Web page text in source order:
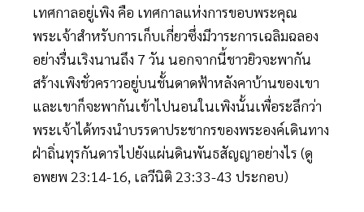
เทศกาลอยู่เพิง คือ เทศกาลแห่งการขอบพระคุณ
พระเจ้าสำหรับการเก็บเกี่ยวซึ่งมีวาระการเฉลิมฉลอง
อย่างรื่นเริงนานถึง 7 วัน นอกจากนี้ชาวยิวจะพากัน
สร้างเพิงชั่วคราวอยู่บนชั้นดาดฟ้าหลังคาบ้านของเขา
และเขาก็จะพากันเข้าไปนอนในเพิงนั้นเพื่อระลึกว่า
พระเจ้าได้ทรงนำบรรดาประชากรของพระองค์เดินทาง
ฝ่าถิ่นทุรกันดารไปยังแผ่นดินพันธสัญญาอย่างไร (ดู
อพยพ 23:14-16, เลวีนิติ 23:33-43 ประกอบ)